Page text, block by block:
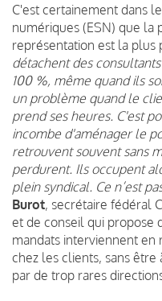
C'est certainement dans
numériques (ESN) que la
représentation est la plus
détachent des
100 %, même quand ils
un problème quand le
prend ses heures. C'est
incombe d'aménager le
retrouvent souvent sans
perdurent. Ils occupent
plein syndical. Ce n’est
Burot, secrétaire fédéral
et de conseil qui propose
mandats interviennent en
chez les clients, sans être
par de trop rares